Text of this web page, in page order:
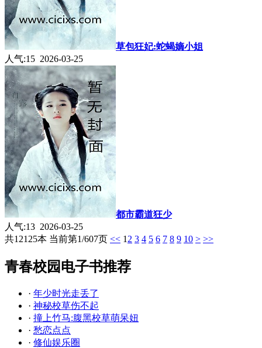
草包狂妃:蛇蝎嫡小姐
人气:15 2026-03-25
都市霸道狂少
人气:13 2026-03-25
共12125本 当前第1/607页 << 1 2 3 4 5 6 7 8 9 10 > >>
青春校园电子书推荐
· 年少时光走丢了
· 神秘校草伤不起
· 撞上竹马:腹黑校草萌呆妞
· 愁恋点点
· 修仙娱乐圈